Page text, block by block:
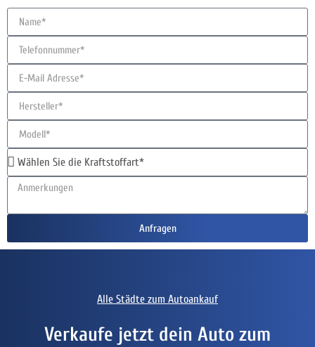
Anfragen
Alle Städte zum Autoankauf
Verkaufe jetzt dein Auto zum